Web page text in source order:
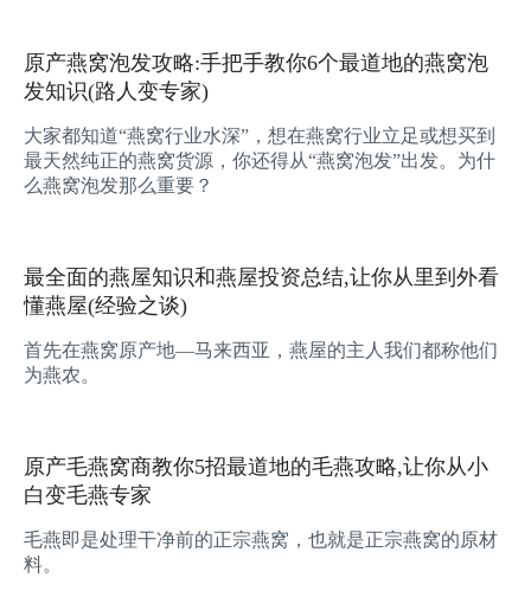
原产燕窝泡发攻略:手把手教你6个最道地的燕窝泡
发知识(路人变专家)
大家都知道“燕窝行业水深”，想在燕窝行业立足或想买到
最天然纯正的燕窝货源，你还得从“燕窝泡发”出发。为什
么燕窝泡发那么重要？
最全面的燕屋知识和燕屋投资总结,让你从里到外看
懂燕屋(经验之谈)
首先在燕窝原产地—马来西亚，燕屋的主人我们都称他们
为燕农。
原产毛燕窝商教你5招最道地的毛燕攻略,让你从小
白变毛燕专家
毛燕即是处理干净前的正宗燕窝，也就是正宗燕窝的原材
料。